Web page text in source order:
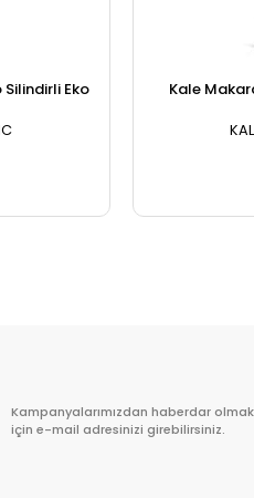
Silindirli Eko
Kale
Kampanyalarımızdan haberdar olmak
için e-mail adresinizi girebilirsiniz.